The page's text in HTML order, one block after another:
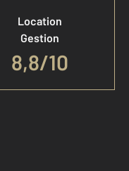
Location
Gestion
8,8/10